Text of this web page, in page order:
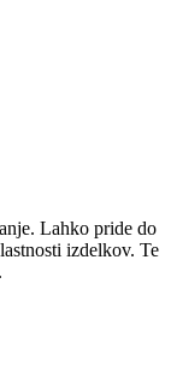
Lahko pride do
izdelkov. Te